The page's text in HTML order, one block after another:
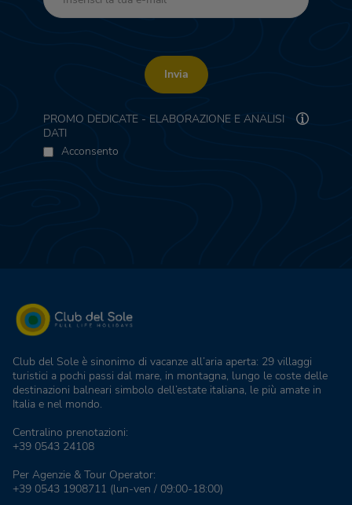
Invia
PROMO DEDICATE - ELABORAZIONE E ANALISI
DATI
Acconsento
Club del Sole è sinonimo di vacanze all’aria aperta: 29 villaggi
turistici a pochi passi dal mare, in montagna, lungo le coste delle
destinazioni balneari simbolo dell’estate italiana, le più amate in
Italia e nel mondo.
Centralino prenotazioni:
+39 0543 24108
Per Agenzie & Tour Operator:
+39 0543 1908711 (lun-ven / 09:00-18:00)